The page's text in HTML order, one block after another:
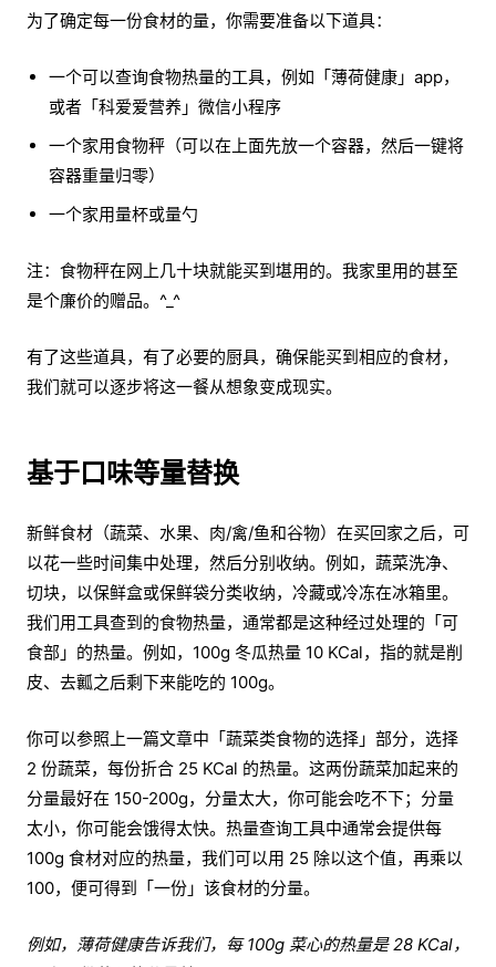
为了确定每一份食材的量，你需要准备以下道具：
一个可以查询食物热量的工具，例如「薄荷健康」app，
或者「科爱爱营养」微信小程序
一个家用食物秤（可以在上面先放一个容器，然后一键将
容器重量归零）
一个家用量杯或量勺
注：食物秤在网上几十块就能买到堪用的。我家里用的甚至
是个廉价的赠品。^_^
有了这些道具，有了必要的厨具，确保能买到相应的食材，
我们就可以逐步将这一餐从想象变成现实。
基于口味等量替换
新鲜食材（蔬菜、水果、肉/禽/鱼和谷物）在买回家之后，可
以花一些时间集中处理，然后分别收纳。例如，蔬菜洗净、
切块，以保鲜盒或保鲜袋分类收纳，冷藏或冷冻在冰箱里。
我们用工具查到的食物热量，通常都是这种经过处理的「可
食部」的热量。例如，100g 冬瓜热量 10 KCal，指的就是削
皮、去瓤之后剩下来能吃的 100g。
你可以参照上一篇文章中「蔬菜类食物的选择」部分，选择
2 份蔬菜，每份折合 25 KCal 的热量。这两份蔬菜加起来的
分量最好在 150-200g，分量太大，你可能会吃不下；分量
太小，你可能会饿得太快。热量查询工具中通常会提供每
100g 食材对应的热量，我们可以用 25 除以这个值，再乘以
100，便可得到「一份」该食材的分量。
例如，薄荷健康告诉我们，每 100g 菜心的热量是 28 KCal，